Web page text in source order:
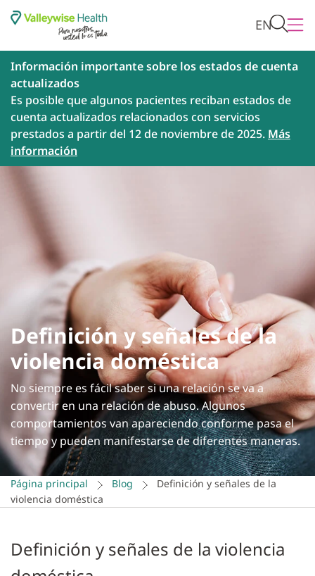
EN
Información importante sobre los estados de cuenta
actualizados
Es posible que algunos pacientes reciban estados de
cuenta actualizados relacionados con servicios
prestados a partir del 12 de noviembre de 2025. Más
información
Definición y señales de la
violencia doméstica
No siempre es fácil saber si una relación se va a
convertir en una relación de abuso. Algunos
comportamientos van apareciendo conforme pasa el
tiempo y pueden manifestarse de diferentes maneras.
Página principal Blog
Definición y señales de la
violencia doméstica
Definición y señales de la violencia